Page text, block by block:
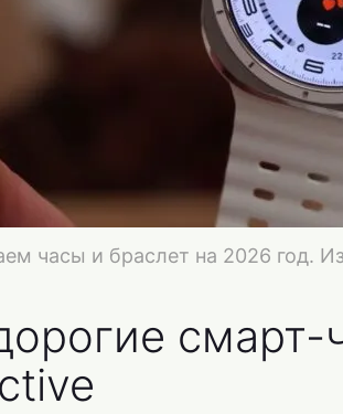
часы и браслет на 2026 год.
смарт-